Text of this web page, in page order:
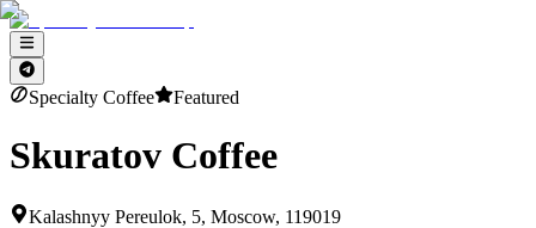
Specialty Coffee Featured
Skuratov Coffee
Kalashnyy Pereulok, 5, Moscow, 119019